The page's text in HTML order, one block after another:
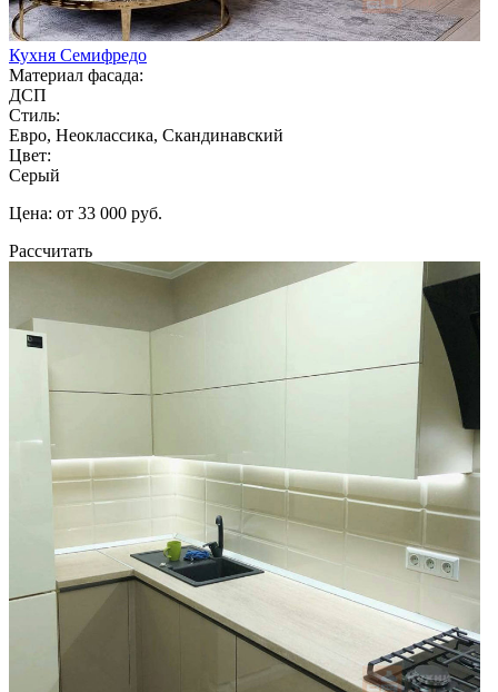
Кухня Семифредо
Материал фасада:
ДСП
Стиль:
Евро, Неоклассика, Скандинавский
Цвет:
Серый
Цена: от 33 000 руб.
Рассчитать